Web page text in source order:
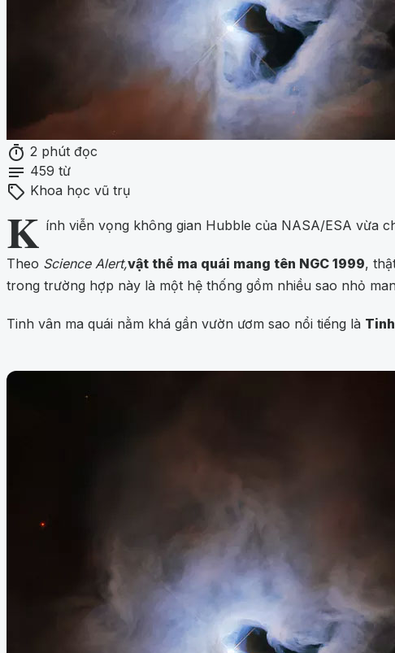
timer 2 phút đọc
notes 459 từ
sell Khoa học vũ trụ
K ính viễn vọng không gian Hubble của NASA/ESA vừa
Theo Science Alert,vật thể ma quái mang tên NGC 1999,
trong trường hợp này là một hệ thống gồm nhiều sao nhỏ
Tinh vân ma quái nằm khá gần vườn ươm sao nổi tiếng là